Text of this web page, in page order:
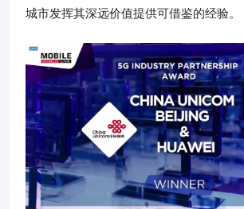
城市发挥其深远价值提供可借鉴的经验。